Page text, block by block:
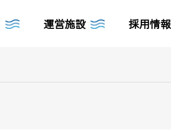
運営施設 採用情報